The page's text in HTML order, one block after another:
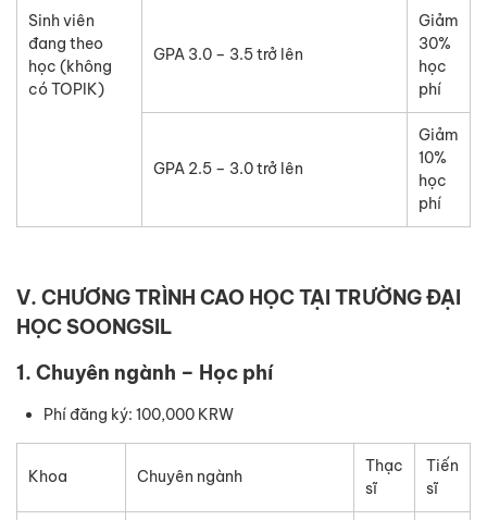
Sinh viên
đang theo
học (không
có TOPIK)
GPA 3.0 – 3.5 trở lên
Giảm
30%
học
phí
GPA 2.5 – 3.0 trở lên
Giảm
10%
học
phí
V. CHƯƠNG TRÌNH CAO HỌC TẠI TRƯỜNG ĐẠI
HỌC SOONGSIL
1. Chuyên ngành – Học phí
Phí đăng ký: 100,000 KRW
Khoa Chuyên ngành
Thạc
sĩ
Tiến
sĩ